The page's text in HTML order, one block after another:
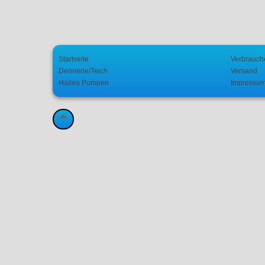
Startseite
Dennerle/Teich
Hailea Pumpen
Versand